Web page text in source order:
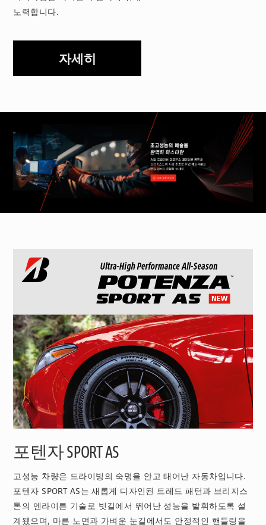
노력합니다.
자세히
포텐자 SPORT AS
고성능 차량은 드라이빙의 숙명을 안고 태어난 자동차입니다.
포텐자 SPORT AS는 새롭게 디자인된 트레드 패턴과 브리지스
톤의 엔라이튼 기술로 빗길에서 뛰어난 성능을 발휘하도록 설
계됐으며, 마른 노면과 가벼운 눈길에서도 안정적인 핸들링을